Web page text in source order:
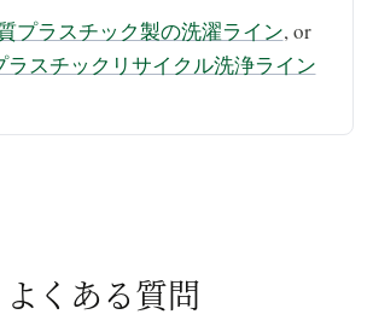
プラスチック製の洗濯ライン, or
ラスチックリサイクル洗浄ライン
よくある質問